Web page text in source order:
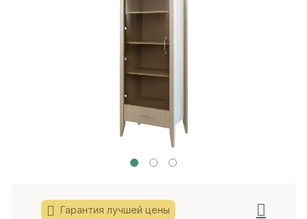
Гарантия лучшей цены